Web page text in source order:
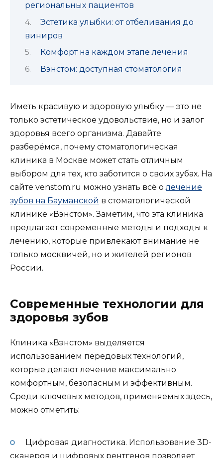
региональных пациентов
Эстетика улыбки: от отбеливания до
виниров
Комфорт на каждом этапе лечения
Вэнстом: доступная стоматология
Иметь красивую и здоровую улыбку — это не
только эстетическое удовольствие, но и залог
здоровья всего организма. Давайте
разберёмся, почему стоматологическая
клиника в Москве может стать отличным
выбором для тех, кто заботится о своих зубах. На
сайте venstom.ru можно узнать всё о лечение
зубов на Бауманской в стоматологической
клинике «Вэнстом». Заметим, что эта клиника
предлагает современные методы и подходы к
лечению, которые привлекают внимание не
только москвичей, но и жителей регионов
России.
Современные технологии для
здоровья зубов
Клиника «Вэнстом» выделяется
использованием передовых технологий,
которые делают лечение максимально
комфортным, безопасным и эффективным.
Среди ключевых методов, применяемых здесь,
можно отметить:
Цифровая диагностика. Использование 3D-
сканеров и цифровых рентгенов позволяет